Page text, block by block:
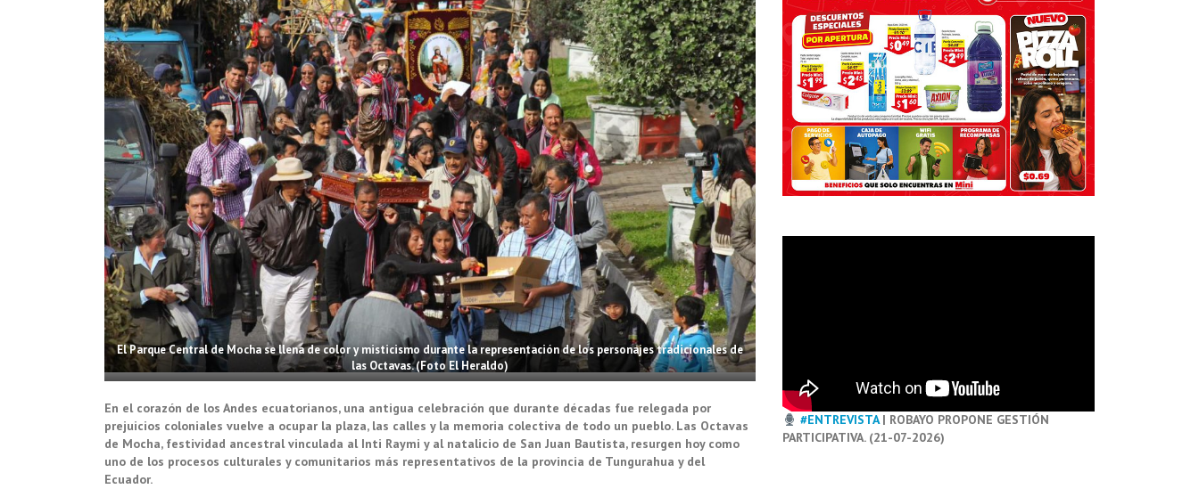
El Parque Central de Mocha se llena de color y misticismo durante la representación de los personajes tradicionales de
las Octavas. (Foto El Heraldo)
En el corazón de los Andes ecuatorianos, una antigua celebración que durante décadas fue relegada por
prejuicios coloniales vuelve a ocupar la plaza, las calles y la memoria colectiva de todo un pueblo. Las Octavas
de Mocha, festividad ancestral vinculada al Inti Raymi y al natalicio de San Juan Bautista, resurgen hoy como
uno de los procesos culturales y comunitarios más representativos de la provincia de Tungurahua y del
Ecuador.
#ENTREVISTA| ROBAYO PROPONE GESTIÓN
PARTICIPATIVA. (21-07-2026)